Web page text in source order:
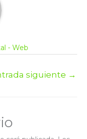
- Web
siguiente →